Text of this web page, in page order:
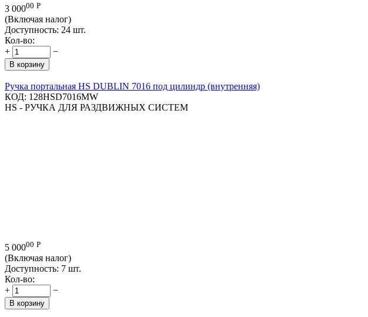
3 00000 Р
(Включая налог)
Доступность: 24 шт.
Кол-во:
+
−
В корзину
Ручка портальная HS DUBLIN 7016 под цилиндр (внутренняя)
КОД: 128HSD7016MW
HS - РУЧКА ДЛЯ РАЗДВИЖНЫХ СИСТЕМ
5 00000 Р
(Включая налог)
Доступность: 7 шт.
Кол-во:
+
−
В корзину